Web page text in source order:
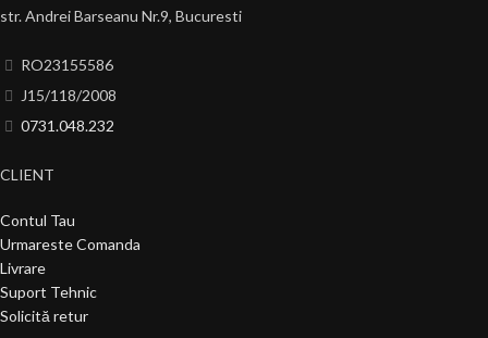
str. Andrei Barseanu Nr.9, Bucuresti
RO23155586
J15/118/2008
0731.048.232
CLIENT
Contul Tau
Urmareste Comanda
Livrare
Suport Tehnic
Solicită retur